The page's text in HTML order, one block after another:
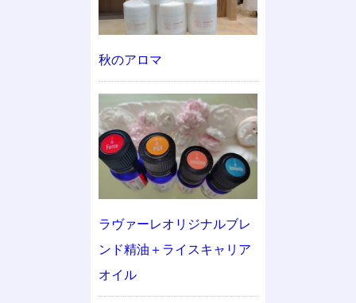
秋のアロマ
ラヴァーレオリジナルブレ
ンド精油＋ライスキャリア
オイル